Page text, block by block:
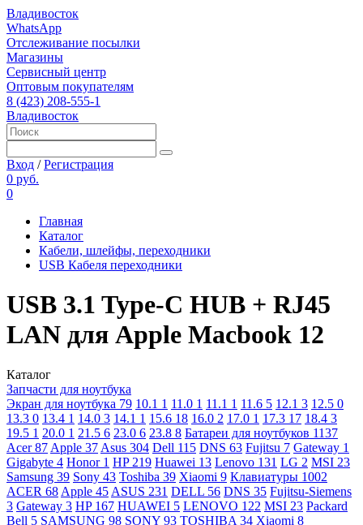
Владивосток
WhatsApp
Отслеживание посылки
Магазины
Сервисный центр
Оптовым покупателям
8 (423) 208-555-1
Владивосток
Вход /Регистрация
0 руб.
0
Главная
Каталог
Кабели, шлейфы, переходники
USB Кабеля переходники
USB 3.1 Type-C HUB + RJ45
LAN для Apple Macbook 12
Каталог
Запчасти для ноутбука
Экран для ноутбука 79 10.1 1 11.0 1 11.1 1 11.6 5 12.1 3 12.5 0
13.3 0 13.4 1 14.0 3 14.1 1 15.6 18 16.0 2 17.0 1 17.3 17 18.4 3
19.5 1 20.0 1 21.5 6 23.0 6 23.8 8 Батареи для ноутбуков 1137
Acer87 Apple 37 Asus 304 Dell 115 DNS 63 Fujitsu 7 Gateway 1
Gigabyte 4 Honor 1 HP 219 Huawei 13 Lenovo 131 LG 2 MSI 23
Samsung 39 Sony 43 Toshiba 39 Xiaomi 9 Клавиатуры 1002
ACER 68 Apple 45 ASUS 231 DELL 56 DNS 35 Fujitsu-Siemens
3 Gateway 3 HP 167 HUAWEI 5 LENOVO 122 MSI 23 Packard
Bell 5 SAMSUNG 98 SONY 93 TOSHIBA 34 Xiaomi 8